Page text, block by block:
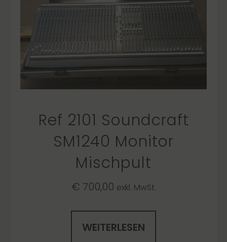
Ref 2101 Soundcraft
SM1240 Monitor
Mischpult
€ 700,00 exkl. MwSt.
WEITERLESEN